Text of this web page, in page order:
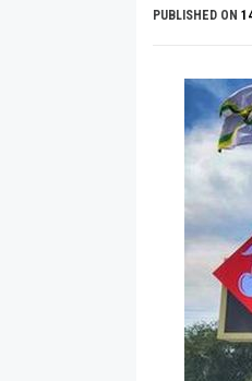
PUBLISHED ON